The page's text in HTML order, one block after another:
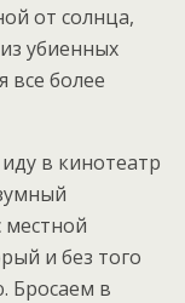
от солнца,
убиенных
все более
в кинотеатр
и без того
Бросаем в